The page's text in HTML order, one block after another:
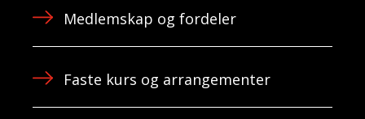
Medlemskap og fordeler
Faste kurs og arrangementer